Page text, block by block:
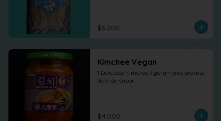
$6.200
Kimchee Vegan
1 Delicioso Kimchee, ligeramente picante,
lleno de sabor.
$4.000